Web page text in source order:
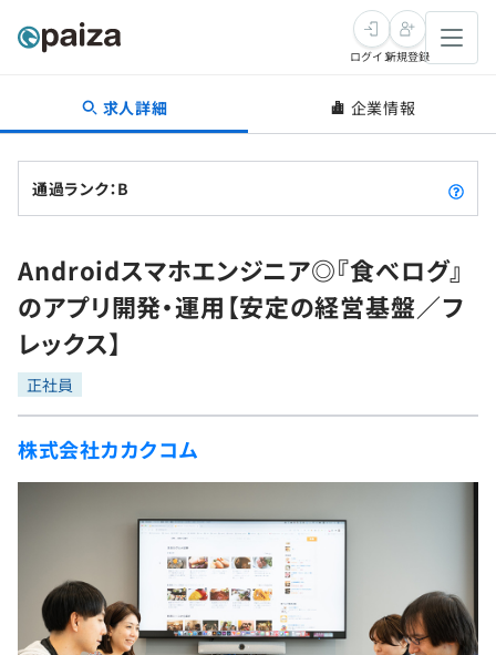
転職・キャリア
転職成功ガイド
転職エージェント
インタビュー
転職成功ガイド
新卒就活
求人検索
本選考
インターン
新卒エージェント
就活成功ガイド
学習
問題集
4択課題
プラン
プログラミング言語
再チャレンジ結果一覧
ゲーム・マンガ
Tech Team Journal
note
paizaとは？
ログイン新規登録
求人詳細 企業情報
通過ランク：B
Androidスマホエンジニア◎『食べログ』
のアプリ開発・運用【安定の経営基盤／フ
レックス】
正社員
株式会社カカクコム